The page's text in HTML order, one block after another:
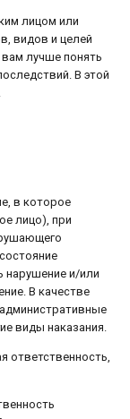
лицом или
видов и целей
лучше понять
В этой
в которое
лицо), при
нарушение и/или
В качестве
виды наказания.
ответственность,